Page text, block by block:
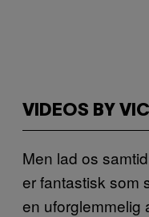
VIDEOS BY
Men lad os
er fantastisk som
en uforglemmelig